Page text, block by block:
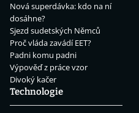
Nová superdávka: kdo na ní
dosáhne?
Sjezd sudetských Němců
Proč vláda zavádí EET?
Padni komu padni
Výpověď z práce vzor
Divoký kačer
Technologie